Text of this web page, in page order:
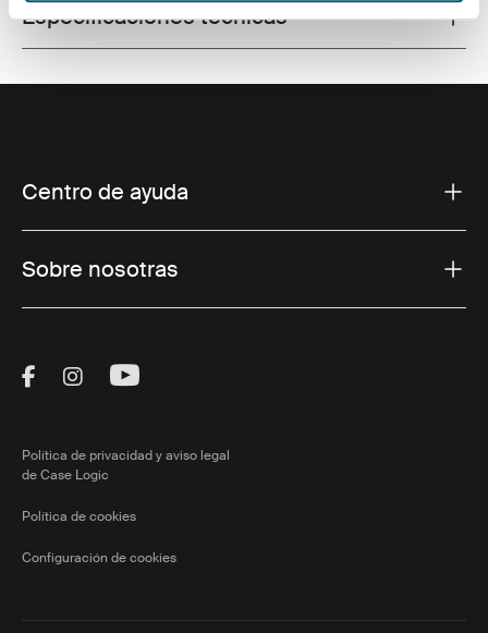
Especificaciones técnicas
Centro de ayuda
Sobre nosotras
Visit Thule on Facebook (external link)
Visit Thule on Instagram (external link)
Visit Thule on Youtube (external
Política de privacidad y aviso legal
de Case Logic
Política de cookies
Configuración de cookies